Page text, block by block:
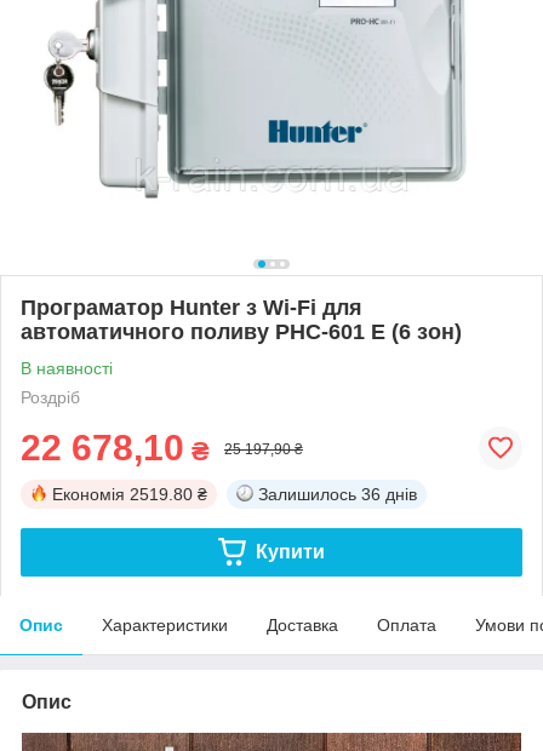
Програматор Hunter з Wi-Fi для
автоматичного поливу PHC-601 E (6 зон)
В наявності
Роздріб
22 678,10 ₴ 25 197,90 ₴
Економія 2519.80 ₴ Залишилось 36 днів
Купити
Опис Характеристики Доставка Оплата Умови
Опис